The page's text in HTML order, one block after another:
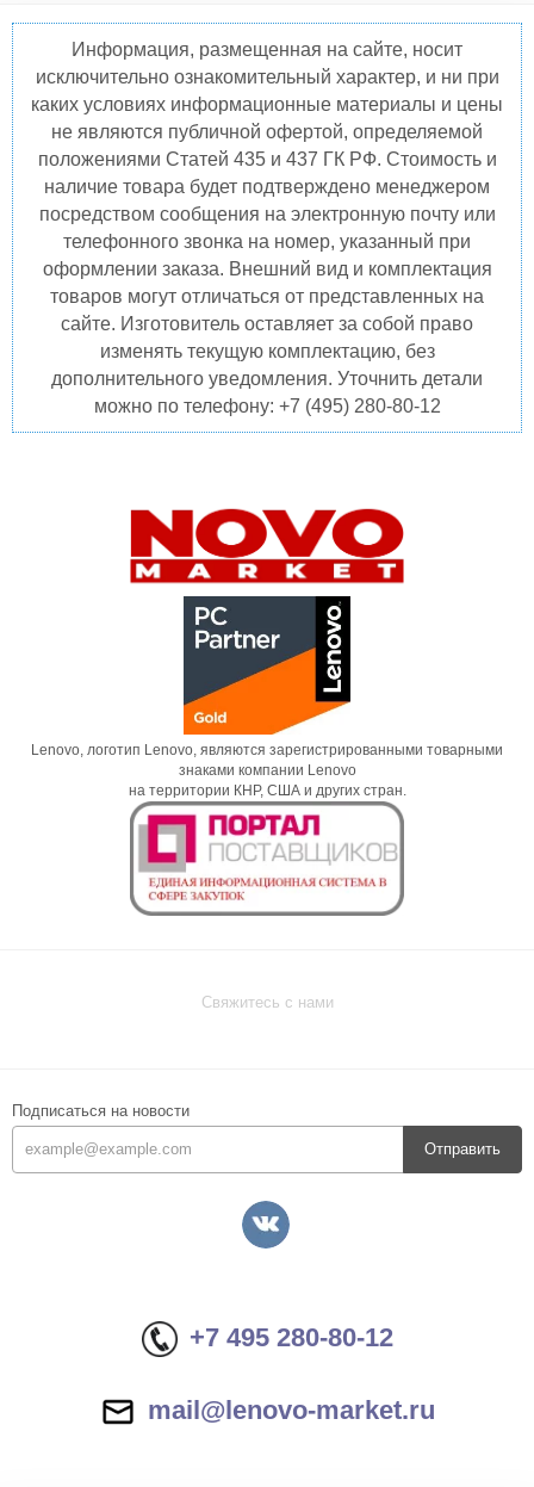
Информация, размещенная на сайте, носит
исключительно ознакомительный характер, и ни при
каких условиях информационные материалы и цены
не являются публичной офертой, определяемой
положениями Статей 435 и 437 ГК РФ. Стоимость и
наличие товара будет подтверждено менеджером
посредством сообщения на электронную почту или
телефонного звонка на номер, указанный при
оформлении заказа. Внешний вид и комплектация
товаров могут отличаться от представленных на
сайте. Изготовитель оставляет за собой право
изменять текущую комплектацию, без
дополнительного уведомления. Уточнить детали
можно по телефону: +7 (495) 280-80-12
Lenovo, логотип Lenovo, являются зарегистрированными товарными
знаками компании Lenovo
на территории КНР, США и других стран.
Свяжитесь с нами
Подписаться на новости
Отправить
+7 495 280-80-12
mail@lenovo-market.ru